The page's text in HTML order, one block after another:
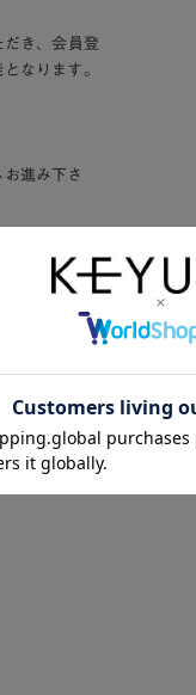
き、会員登
なります。
進み下さ